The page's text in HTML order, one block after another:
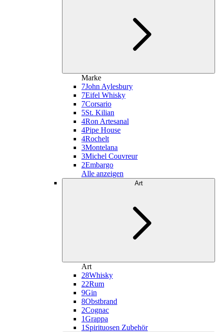
Marke
7John Aylesbury
7Eifel Whisky
7Corsario
5St. Kilian
4Ron Artesanal
4Pipe House
4Rochelt
3Montelana
3Michel Couvreur
2Embargo
Alle anzeigen
Art
Art
28Whisky
22Rum
9Gin
8Obstbrand
2Cognac
1Grappa
1 Spirituosen Zubehör